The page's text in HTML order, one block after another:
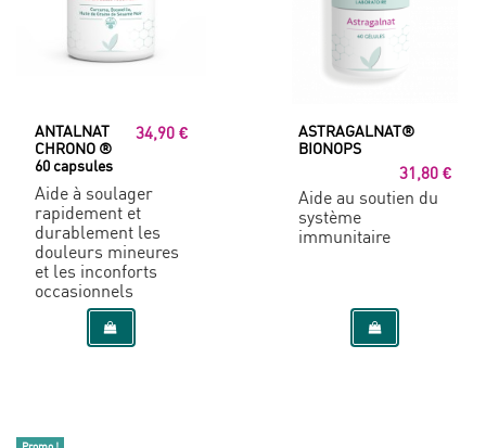
ANTALNAT
CHRONO ®
60 capsules
34,90 €
Aide à soulager
rapidement et
durablement les
douleurs mineures
et les inconforts
occasionnels
ASTRAGALNAT®
BIONOPS
31,80 €
Aide au soutien du
système
immunitaire